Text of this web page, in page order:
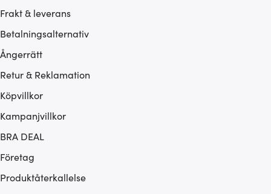
Frakt & leverans
Betalningsalternativ
Ångerrätt
Retur & Reklamation
Köpvillkor
Kampanjvillkor
BRA DEAL
Företag
Produktåterkallelse